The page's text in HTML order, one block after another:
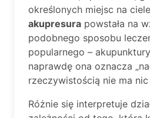
określonych miejsc na
akupresura powstała na
podobnego sposobu
popularnego –
naprawdę ona oznacza
rzeczywistością nie ma
Różnie się interpretuje